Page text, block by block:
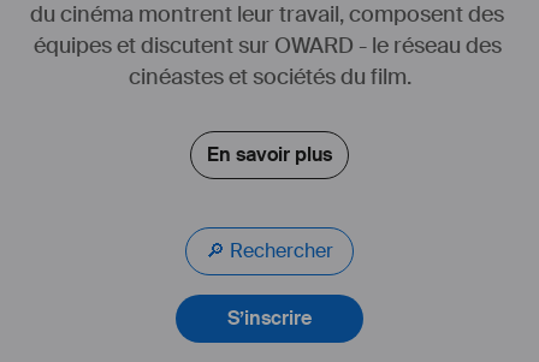
du cinéma montrent leur travail, composent des
équipes et discutent sur OWARD - le réseau des
cinéastes et sociétés du film.
En savoir plus
🔎 Rechercher
S’inscrire
Pianiste de formation, j'ai joué dans de nombreuses formations
musicales. J'ai par la suite commencé à composer pour l'image ce
qui m'a amené à me perfectionner en prenant des cours d'harmonie
Siteweb : damienmaurel.com
https://www.imdb.com/name/nm8828471
https://www.unifrance.org/annuaires/personne/423130/damien-
maurel
animation#film#longmetrage